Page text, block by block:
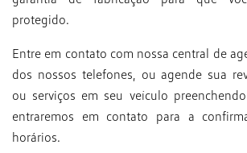
protegido.
Entre em contato com nossa central de
dos nossos telefones, ou agende sua
ou serviços em seu veículo
entraremos em contato para a
horários.